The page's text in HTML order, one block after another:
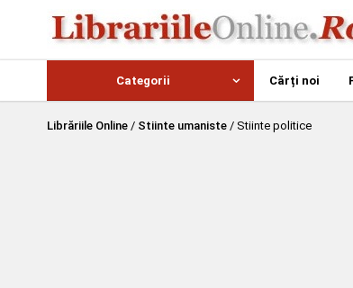
Categorii Cărți noi
Librăriile Online / Stiinte umaniste / Stiinte politice